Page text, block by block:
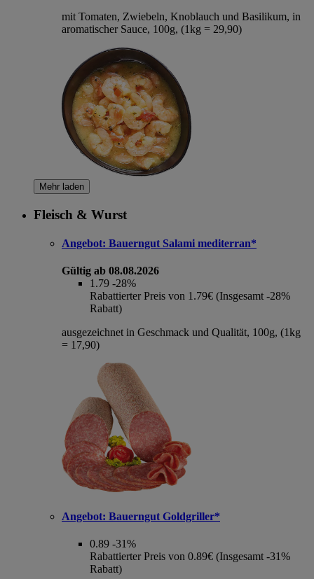
mit Tomaten, Zwiebeln, Knoblauch und Basilikum, in
aromatischer Sauce, 100g, (1kg = 29,90)
Mehr laden
Fleisch & Wurst
Angebot: Bauerngut Salami mediterran*
Gültig ab 08.08.2026
1.79 -28%
Rabattierter Preis von 1.79€ (Insgesamt -28%
Rabatt)
ausgezeichnet in Geschmack und Qualität, 100g, (1kg
= 17,90)
Angebot: Bauerngut Goldgriller*
0.89 -31%
Rabattierter Preis von 0.89€ (Insgesamt -31%
Rabatt)